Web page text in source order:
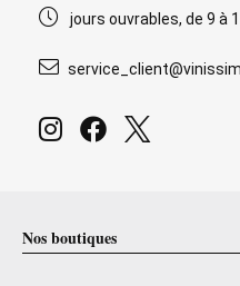
jours ouvrables, de 9 à
Nos boutiques